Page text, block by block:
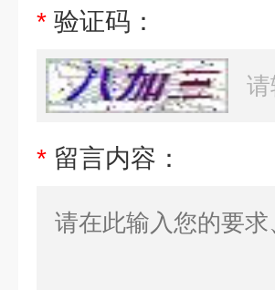
* 验证码：
* 留言内容：